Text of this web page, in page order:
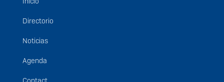
Menú
principal
Directorio
Noticias
Agenda